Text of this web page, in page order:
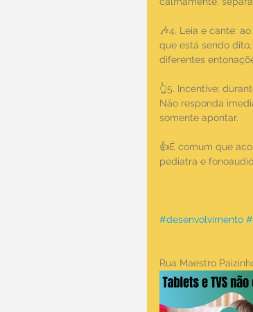
🎶4. Leia e cante:
que está sendo
diferentes
👆5. Incentive:
Não responda
somente apontar.
👍É comum que
pediatra e
#desenvolvimento
Rua Maestro